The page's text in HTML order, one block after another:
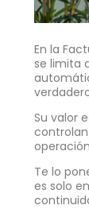
En la
se limita
Su valor
Te lo
es solo